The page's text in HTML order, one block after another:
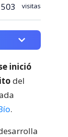
503 visitas
inició
del
.